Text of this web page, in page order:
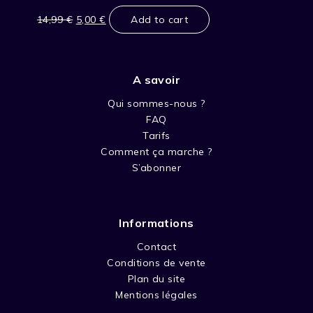
14,99€ price
was:
5,00€ price
is:
Add to cart
A savoir
Qui sommes-nous ?
FAQ
Tarifs
Comment ça marche ?
S’abonner
Informations
Contact
Conditions de vente
Plan du site
Mentions légales